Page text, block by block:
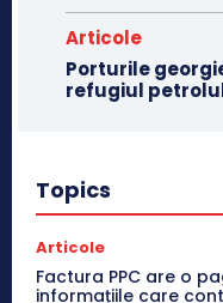
Articole
Porturile
refugiul
Topics
Articole
Factura PPC are o
informațiile care